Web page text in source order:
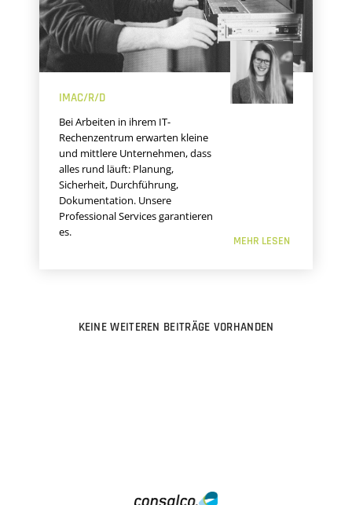
IMAC/R/D
Bei Arbeiten in ihrem IT-
Rechenzentrum erwarten kleine
und mittlere Unternehmen, dass
alles rund läuft: Planung,
Sicherheit, Durchführung,
Dokumentation. Unsere
Professional Services garantieren
es.
MEHR LESEN
KEINE WEITEREN BEITRÄGE VORHANDEN